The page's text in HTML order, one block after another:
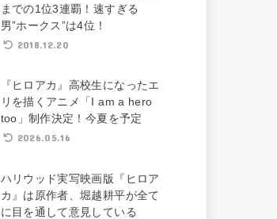
までの1位3連覇！速すぎる
男”ホークス”は4位！
2018.12.20
『ヒロアカ』高校生になったエ
リを描くアニメ「I am a hero
too」制作決定！今夏を予定
2026.05.16
ハリウッド実写映画版『ヒロア
カ』は原作者、堀越耕平が全て
に目を通して意見している